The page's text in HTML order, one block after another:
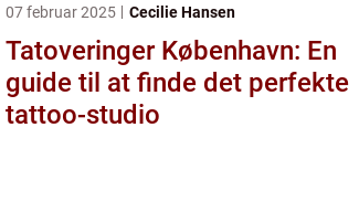
07 februar 2025 Cecilie Hansen
Tatoveringer København: En
guide til at finde det perfekte
tattoo-studio